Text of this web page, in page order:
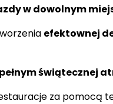
w dowolnym
efektownej
świątecznej
za pomocą